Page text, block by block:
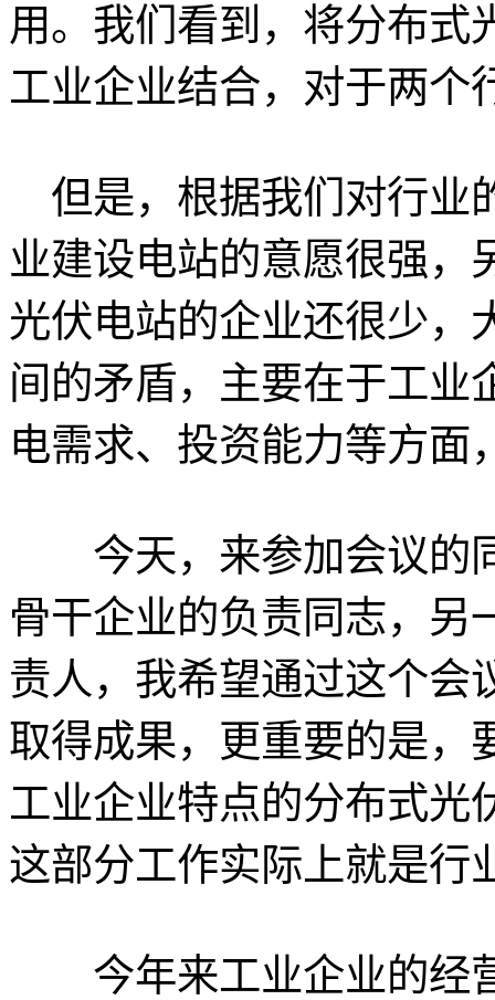
用。我们看到，将分布式
工业企业结合，对于两个
但是，根据我们对行业
业建设电站的意愿很强，
光伏电站的企业还很少，
间的矛盾，主要在于工业
电需求、投资能力等方面
今天，来参加会议的
骨干企业的负责同志，另
责人，我希望通过这个会
取得成果，更重要的是，
工业企业特点的分布式光
这部分工作实际上就是行
今年来工业企业的经